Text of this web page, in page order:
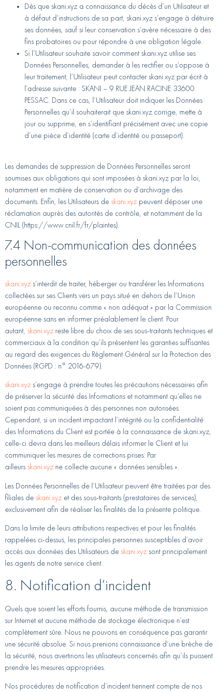
Dès que skani.xyz a connaissance du décès d’un Utilisateur et
à défaut d’instructions de sa part, skani.xyz s’engage à détruire
ses données, sauf si leur conservation s’avère nécessaire à des
fins probatoires ou pour répondre à une obligation légale.
Si l’Utilisateur souhaite savoir comment skani.xyz utilise ses
Données Personnelles, demander à les rectifier ou s’oppose à
leur traitement, l’Utilisateur peut contacter skani.xyz par écrit à
l’adresse suivante : SKANI – 9 RUE JEAN RACINE 33600
PESSAC. Dans ce cas, l’Utilisateur doit indiquer les Données
Personnelles qu’il souhaiterait que skani.xyz corrige, mette à
jour ou supprime, en s’identifiant précisément avec une copie
d’une pièce d’identité (carte d’identité ou passeport).
Les demandes de suppression de Données Personnelles seront
soumises aux obligations qui sont imposées à skani.xyz par la loi,
notamment en matière de conservation ou d’archivage des
documents. Enfin, les Utilisateurs de skani.xyz peuvent déposer une
réclamation auprès des autorités de contrôle, et notamment de la
CNIL (https://www.cnil.fr/fr/plaintes).
7.4 Non-communication des données
personnelles
skani.xyz s’interdit de traiter, héberger ou transférer les Informations
collectées sur ses Clients vers un pays situé en dehors de l’Union
européenne ou reconnu comme « non adéquat » par la Commission
européenne sans en informer préalablement le client. Pour
autant, skani.xyz reste libre du choix de ses sous-traitants techniques et
commerciaux à la condition qu’ils présentent les garanties suffisantes
au regard des exigences du Règlement Général sur la Protection des
Données (RGPD : n° 2016-679).
skani.xyz s’engage à prendre toutes les précautions nécessaires afin
de préserver la sécurité des Informations et notamment qu’elles ne
soient pas communiquées à des personnes non autorisées.
Cependant, si un incident impactant l’intégrité ou la confidentialité
des Informations du Client est portée à la connaissance de skani.xyz,
celle-ci devra dans les meilleurs délais informer le Client et lui
communiquer les mesures de corrections prises. Par
ailleurs skani.xyz ne collecte aucune « données sensibles ».
Les Données Personnelles de l’Utilisateur peuvent être traitées par des
filiales de skani.xyz et des sous-traitants (prestataires de services),
exclusivement afin de réaliser les finalités de la présente politique.
Dans la limite de leurs attributions respectives et pour les finalités
rappelées ci-dessus, les principales personnes susceptibles d’avoir
accès aux données des Utilisateurs de skani.xyz sont principalement
les agents de notre service client.
8. Notification d’incident
Quels que soient les efforts fournis, aucune méthode de transmission
sur Internet et aucune méthode de stockage électronique n’est
complètement sûre. Nous ne pouvons en conséquence pas garantir
une sécurité absolue. Si nous prenions connaissance d’une brèche de
la sécurité, nous avertirions les utilisateurs concernés afin qu’ils puissent
prendre les mesures appropriées.
Nos procédures de notification d’incident tiennent compte de nos